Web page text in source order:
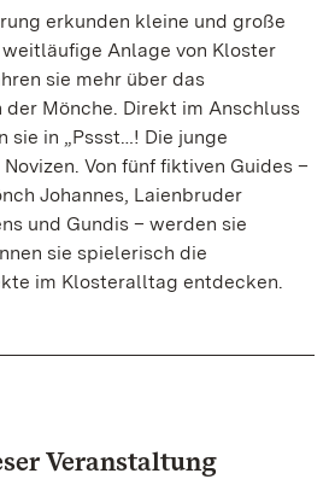
erkunden kleine und große
Anlage von Kloster
sie mehr über das
Mönche. Direkt im Anschluss
sie in „Pssst…! Die junge
Von fünf fiktiven Guides –
Johannes, Laienbruder
und Gundis – werden sie
sie spielerisch die
im Klosteralltag entdecken.
Veranstaltung